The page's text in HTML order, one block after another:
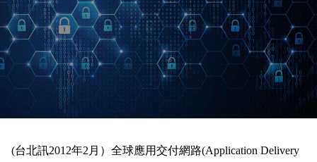
(台北訊2012年2月）全球應用交付網路(Application Delivery